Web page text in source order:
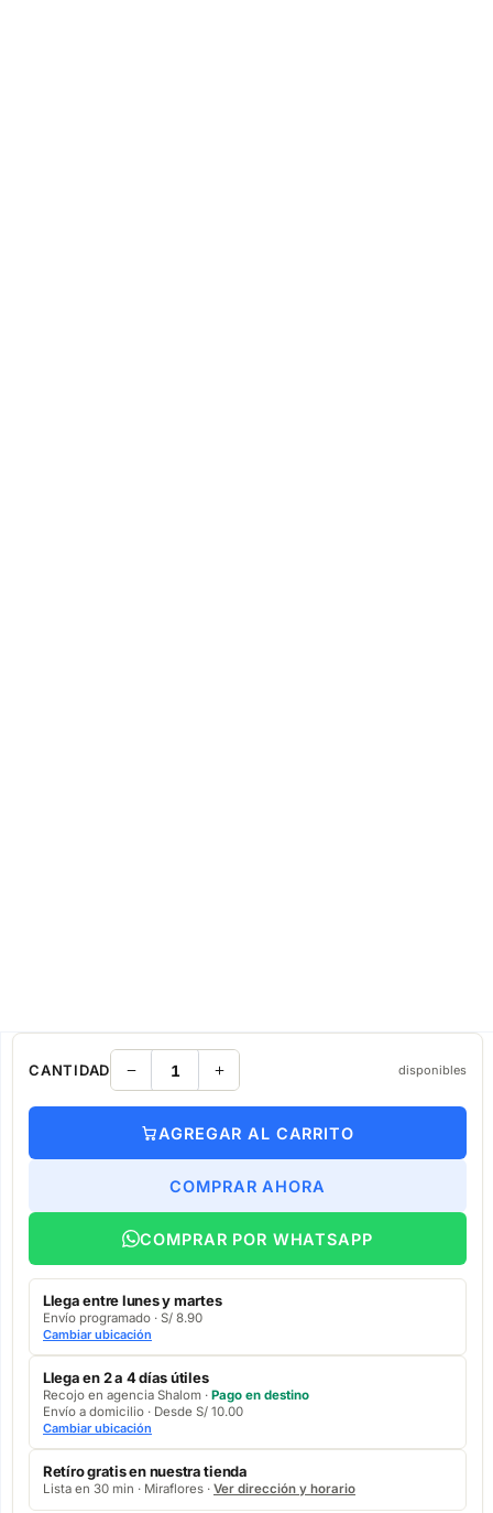
CANTIDAD disponibles
AGREGAR AL CARRITO
COMPRAR AHORA
COMPRAR POR WHATSAPP
Llega entre lunes y martes
Envío programado · S/ 8.90
Cambiar ubicación
Llega en 2 a 4 días útiles
Recojo en agencia Shalom · Pago en destino
Envío a domicilio · Desde S/ 10.00
Cambiar ubicación
Retíro gratis en nuestra tienda
Lista en 30 min · Miraflores · Ver dirección y horario